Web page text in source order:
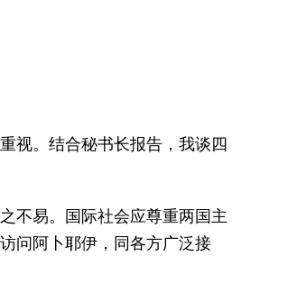
视。结合秘书长报告，我谈四
不易。国际社会应尊重两国主
问阿卜耶伊，同各方广泛接